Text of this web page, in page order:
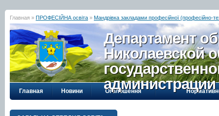
Главная » ПРОФЕСІЙНА освіта » Мандрівка закладами професійної (професійно-
Департамент
Николаевской
администрации
Главная Новини Оголошення